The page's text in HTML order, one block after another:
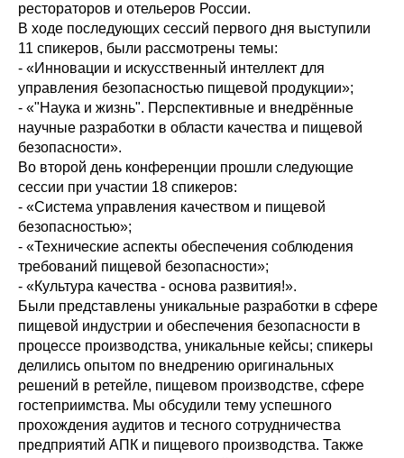
рестораторов и отельеров России.
В ходе последующих сессий первого дня выступили
11 спикеров, были рассмотрены темы:
- «Инновации и искусственный интеллект для
управления безопасностью пищевой продукции»;
- «"Наука и жизнь". Перспективные и внедрённые
научные разработки в области качества и пищевой
безопасности».
Во второй день конференции прошли следующие
сессии при участии 18 спикеров:
- «Система управления качеством и пищевой
безопасностью»;
- «Технические аспекты обеспечения соблюдения
требований пищевой безопасности»;
- «Культура качества - основа развития!».
Были представлены уникальные разработки в сфере
пищевой индустрии и обеспечения безопасности в
процессе производства, уникальные кейсы; спикеры
делились опытом по внедрению оригинальных
решений в ретейле, пищевом производстве, сфере
гостеприимства. Мы обсудили тему успешного
прохождения аудитов и тесного сотрудничества
предприятий АПК и пищевого производства. Также